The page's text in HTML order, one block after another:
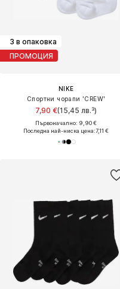
3 в опаковка
ПРОМОЦИЯ
NIKE
Спортни чорапи 'CREW'
7,90 €(15,45 лв.³)
Първоначално: 9,90 €
Последна най-ниска цена:7,11 €